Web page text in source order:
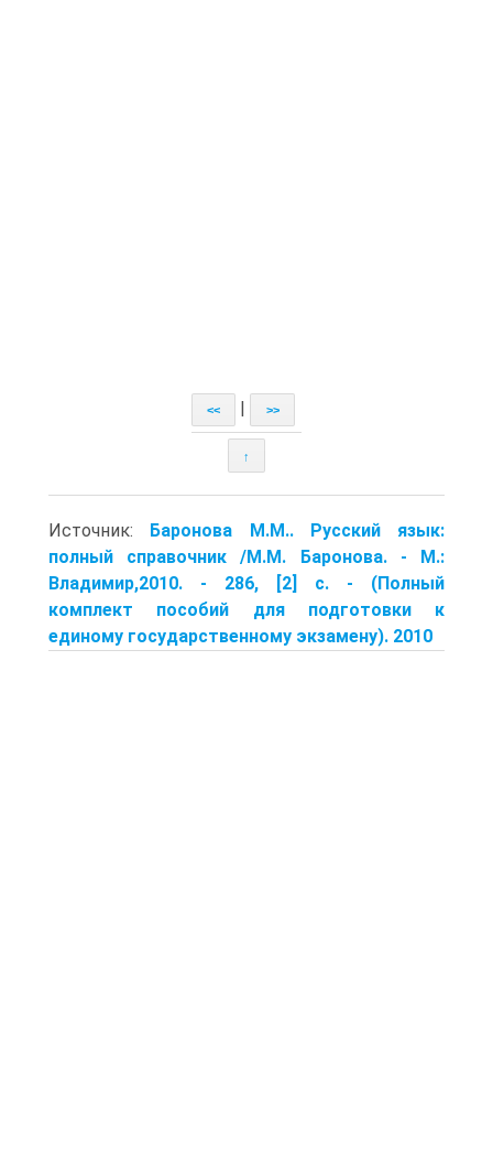
<< >>
↑
Источник: Баронова М.М.. Русский язык:
полный справочник /М.М. Бароно­ва. - М.:
Владимир,2010. - 286, [2] с. - (Полный
комплект пособий для подго­товки к
единому государственному экзамену). 2010